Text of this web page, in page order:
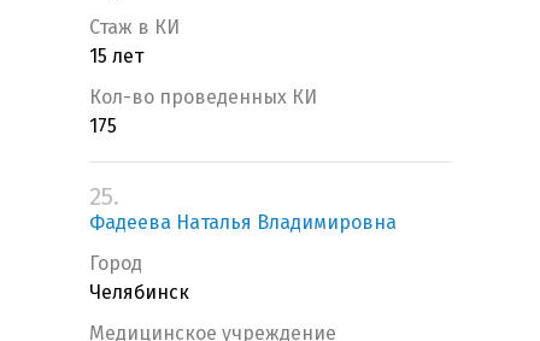
Стаж в КИ
15 лет
Кол-во проведенных КИ
175
25.
Фадеева Наталья Владимировна
Город
Челябинск
Медицинское учреждение